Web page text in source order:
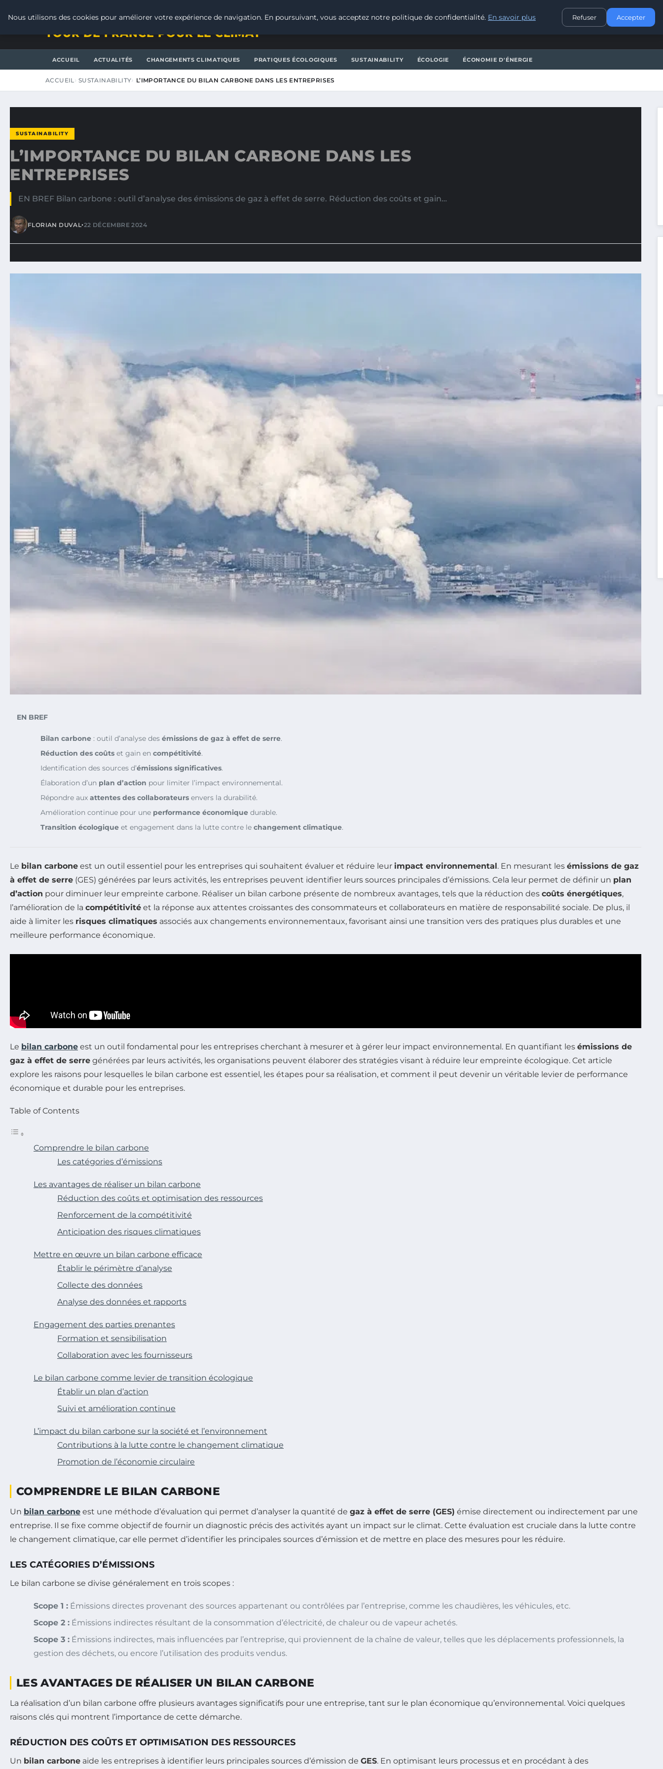
CONTACT
TOUR DE FRANCE POUR LE CLIMAT
ACCUEIL ACTUALITÉS CHANGEMENTS CLIMATIQUES PRATIQUES ÉCOLOGIQUES SUSTAINABILITY ÉCOLOGIE ÉCONOMIE D'ÉNERGIE
ACCUEIL SUSTAINABILITY L’IMPORTANCE DU BILAN CARBONE DANS LES ENTREPRISES
SUSTAINABILITY
L’IMPORTANCE DU BILAN CARBONE DANS LES
ENTREPRISES
EN BREF Bilan carbone : outil d’analyse des émissions de gaz à effet de serre. Réduction des coûts et gain…
FLORIAN DUVAL•22 DÉCEMBRE 2024
EN BREF
Bilan carbone : outil d’analyse des émissions de gaz à effet de serre.
Réduction des coûts et gain en compétitivité.
Identification des sources d’émissions significatives.
Élaboration d’un plan d’action pour limiter l’impact environnemental.
Répondre aux attentes des collaborateurs envers la durabilité.
Amélioration continue pour une performance économique durable.
Transition écologique et engagement dans la lutte contre le changement climatique.
Le bilan carbone est un outil essentiel pour les entreprises qui souhaitent évaluer et réduire leur impact environnemental. En mesurant les émissions de gaz
à effet de serre (GES) générées par leurs activités, les entreprises peuvent identifier leurs sources principales d’émissions. Cela leur permet de définir un plan
d’action pour diminuer leur empreinte carbone. Réaliser un bilan carbone présente de nombreux avantages, tels que la réduction des coûts énergétiques,
l’amélioration de la compétitivité et la réponse aux attentes croissantes des consommateurs et collaborateurs en matière de responsabilité sociale. De plus, il
aide à limiter les risques climatiques associés aux changements environnementaux, favorisant ainsi une transition vers des pratiques plus durables et une
meilleure performance économique.
Le bilan carbone est un outil fondamental pour les entreprises cherchant à mesurer et à gérer leur impact environnemental. En quantifiant les émissions de
gaz à effet de serre générées par leurs activités, les organisations peuvent élaborer des stratégies visant à réduire leur empreinte écologique. Cet article
explore les raisons pour lesquelles le bilan carbone est essentiel, les étapes pour sa réalisation, et comment il peut devenir un véritable levier de performance
économique et durable pour les entreprises.
Table of Contents
Comprendre le bilan carbone
Les catégories d’émissions
Les avantages de réaliser un bilan carbone
Réduction des coûts et optimisation des ressources
Renforcement de la compétitivité
Anticipation des risques climatiques
Mettre en œuvre un bilan carbone efficace
Établir le périmètre d’analyse
Collecte des données
Analyse des données et rapports
Engagement des parties prenantes
Formation et sensibilisation
Collaboration avec les fournisseurs
Le bilan carbone comme levier de transition écologique
Établir un plan d’action
Suivi et amélioration continue
L’impact du bilan carbone sur la société et l’environnement
Contributions à la lutte contre le changement climatique
Promotion de l’économie circulaire
COMPRENDRE LE BILAN CARBONE
Un bilan carbone est une méthode d’évaluation qui permet d’analyser la quantité de gaz à effet de serre (GES) émise directement ou indirectement par une
entreprise. Il se fixe comme objectif de fournir un diagnostic précis des activités ayant un impact sur le climat. Cette évaluation est cruciale dans la lutte contre
le changement climatique, car elle permet d’identifier les principales sources d’émission et de mettre en place des mesures pour les réduire.
LES CATÉGORIES D’ÉMISSIONS
Le bilan carbone se divise généralement en trois scopes :
Scope 1 : Émissions directes provenant des sources appartenant ou contrôlées par l’entreprise, comme les chaudières, les véhicules, etc.
Scope 2 : Émissions indirectes résultant de la consommation d’électricité, de chaleur ou de vapeur achetés.
Scope 3 : Émissions indirectes, mais influencées par l’entreprise, qui proviennent de la chaîne de valeur, telles que les déplacements professionnels, la
gestion des déchets, ou encore l’utilisation des produits vendus.
LES AVANTAGES DE RÉALISER UN BILAN CARBONE
La réalisation d’un bilan carbone offre plusieurs avantages significatifs pour une entreprise, tant sur le plan économique qu’environnemental. Voici quelques
raisons clés qui montrent l’importance de cette démarche.
RÉDUCTION DES COÛTS ET OPTIMISATION DES RESSOURCES
Un bilan carbone aide les entreprises à identifier leurs principales sources d’émission de GES. En optimisant leurs processus et en procédant à des
Nous utilisons des cookies pour améliorer votre expérience de navigation. En poursuivant, vous acceptez notre politique de confidentialité. En savoir plus Refuser Accepter